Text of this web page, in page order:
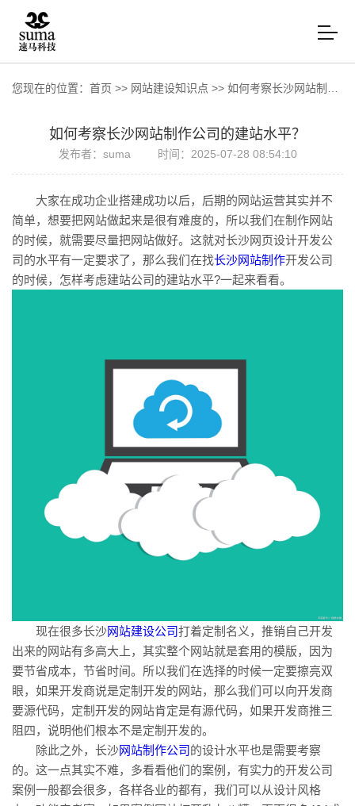
您现在的位置： 首页 >> 网站建设知识点 >> 如何考察长沙网站制作公司的建站水平？
如何考察长沙网站制作公司的建站水平？
发布者：suma 时间：2025-07-28 08:54:10
大家在成功企业搭建成功以后，后期的网站运营其实并不
简单，想要把网站做起来是很有难度的，所以我们在制作网站
的时候，就需要尽量把网站做好。这就对长沙网页设计开发公
司的水平有一定要求了，那么我们在找长沙网站制作开发公司
的时候，怎样考虑建站公司的建站水平?一起来看看。
现在很多长沙网站建设公司打着定制名义，推销自己开发
出来的网站有多高大上，其实整个网站就是套用的模版，因为
要节省成本，节省时间。所以我们在选择的时候一定要擦亮双
眼，如果开发商说是定制开发的网站，那么我们可以向开发商
要源代码，定制开发的网站肯定是有源代码，如果开发商推三
阻四，说明他们根本不是定制开发的。
除此之外，长沙网站制作公司的设计水平也是需要考察
的。这一点其实不难，多看看他们的案例，有实力的开发公司
案例一般都会很多，各样各业的都有，我们可以从设计风格